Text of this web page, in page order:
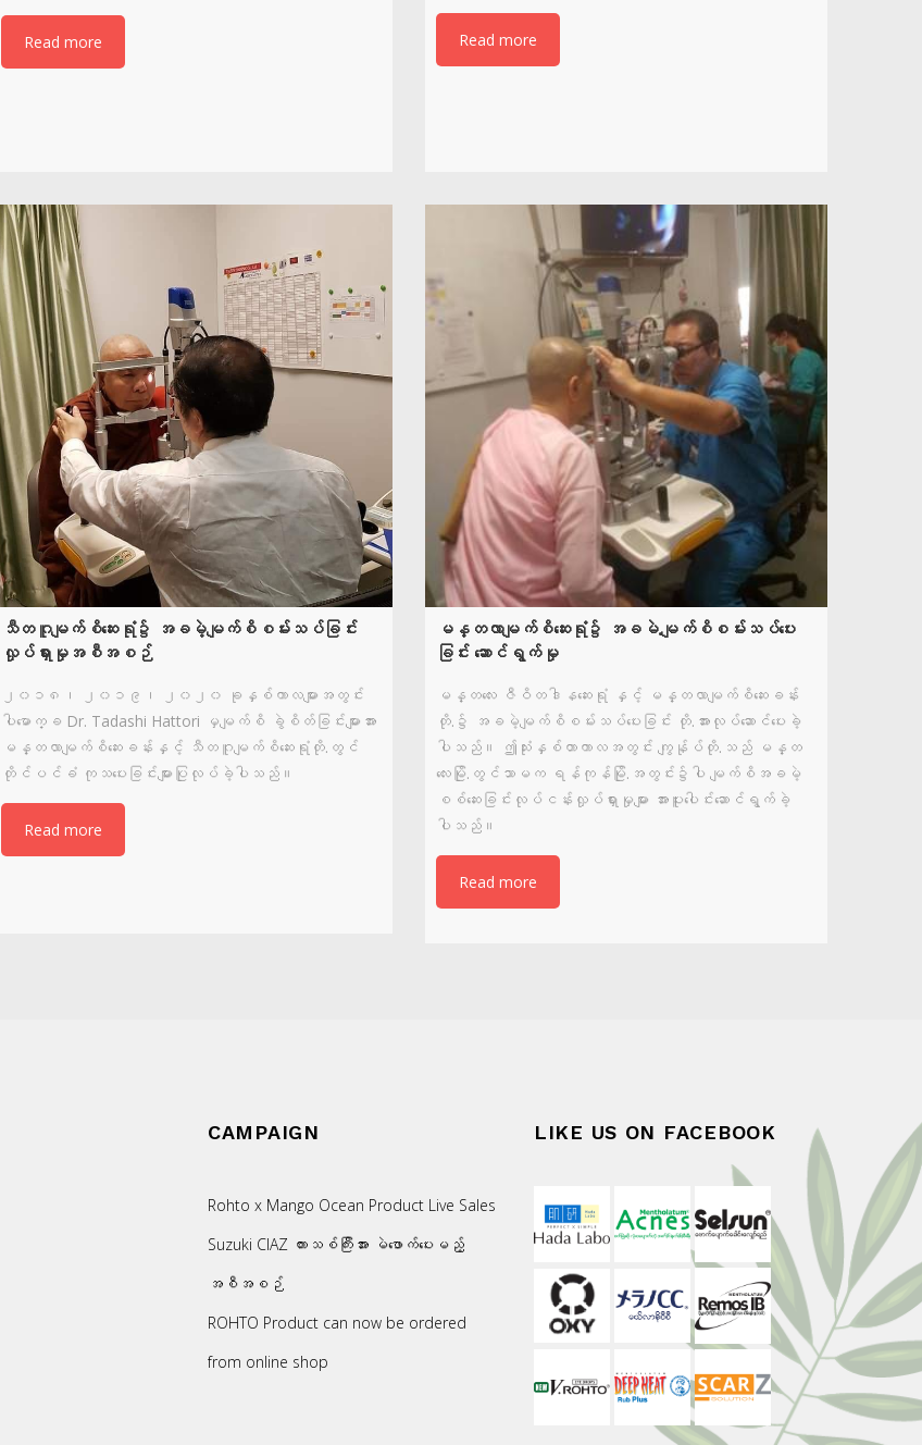
Read more Read more
သီတဂူမျက်စိဆေးရုံ၌ အခမဲ့မျက်စိစမ်းသပ်ခြင်း
လှုပ်ရှားမှုအစီအစဉ်
၂၀၁၈၊ ၂၀၁၉၊ ၂၀၂၀ ခုနှစ်ကာလများအတွင်း
ပါမောက္ခ Dr. Tadashi Hattori မှမျက်စိ ခွဲစိတ်ခြင်းများအား
မန္တလာမျက်စိဆေးခန်းနှင့် သီတဂူမျက်စိဆေးရုံတို.တွင်
တိုင်ပင်ခံ ကုသပေးခြင်းများပြုလုပ်ခဲ့ပါသည်။
Read more
မန္တလာမျက်စိဆေးရုံ၌ အခမဲ.မျက်စိစမ်းသပ်ပေး
ခြင်း ဆောင်ရွက်မှု
မန္တလေး ဇီဝိတဒါနဆေးရုံ နှင့် မန္တလာမျက်စိဆေးခန်း
တို.၌ အခမဲ့မျက်စိစမ်းသပ်ပေးခြင်း တို.အားလုပ်ဆောင်ပေးခဲ့
ပါသည်။ ဤသုံးနှစ်တာကာလအတွင်း ကျွန်ုပ်တို.သည် မန္တ
လေးမြို.တွင်သာမက ရန်ကုန်မြို.အတွင်း၌ပါ မျက်စိအခမဲ့
စစ်ဆေးခြင်းလုပ်ငန်းလှုပ်ရှားမှုများ အားပူးပေါင်းဆောင်ရွက်ခဲ့
ပါသည်။
Read more
CAMPAIGN
Rohto x Mango Ocean Product Live Sales
Suzuki CIAZ ကားသစ်ကြီးအား မဲဖောက်ပေးမည့်
အစီအစဉ်
ROHTO Product can now be ordered
from online shop
LIKE US ON FACEBOOK